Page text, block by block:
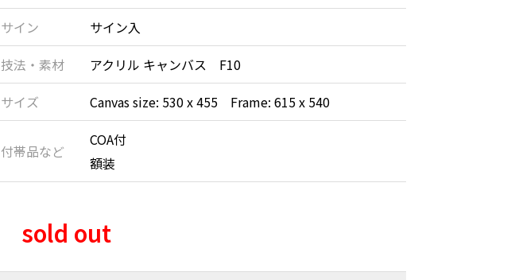
サイン
サイン入
技法・素材
アクリル キャンバス F10
サイズ
Canvas size: 530 x 455 Frame: 615 x 540
付帯品など
COA付
額装
sold out